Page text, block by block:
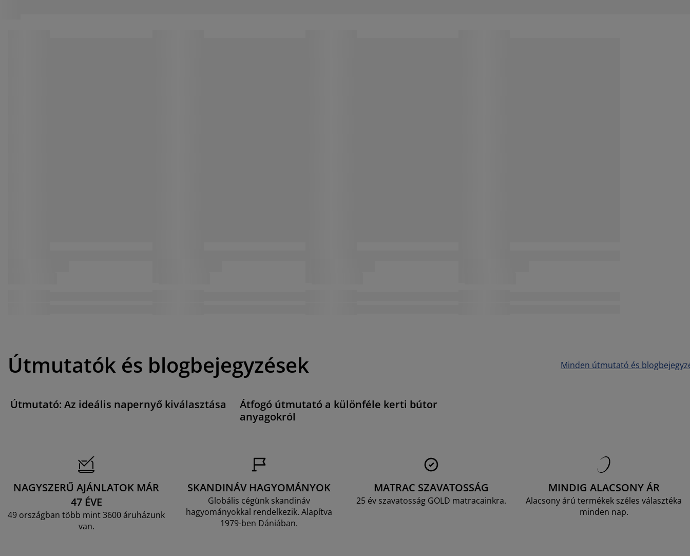
Útmutatók és blogbejegyzések Minden útmutató és
Útmutató: Az ideális napernyő kiválasztása
Átfogó útmutató a különféle kerti bútor
anyagokról
NAGYSZERŰ AJÁNLATOK MÁR
47 ÉVE
49 országban több mint 3600 áruházunk
van.
SKANDINÁV HAGYOMÁNYOK
Globális cégünk skandináv
hagyományokkal rendelkezik. Alapítva
1979-ben Dániában.
MATRAC SZAVATOSSÁG
25 év szavatosság GOLD matracainkra.
MINDIG ALACSONY ÁR
Alacsony árú termékek széles választéka
minden nap.